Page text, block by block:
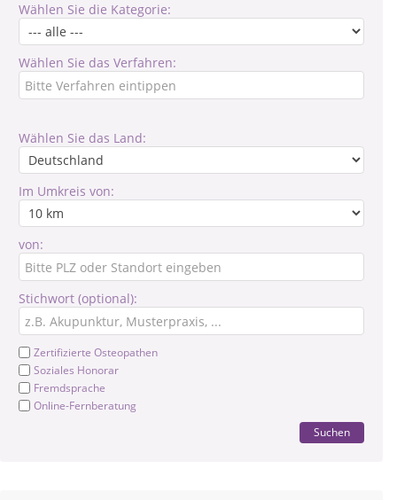
Wählen Sie die Kategorie:
Wählen Sie das Verfahren:
Wählen Sie das Land:
Im Umkreis von:
von:
Stichwort (optional):
Zertifizierte Osteopathen
Soziales Honorar
Fremdsprache
Online-Fernberatung
Suchen